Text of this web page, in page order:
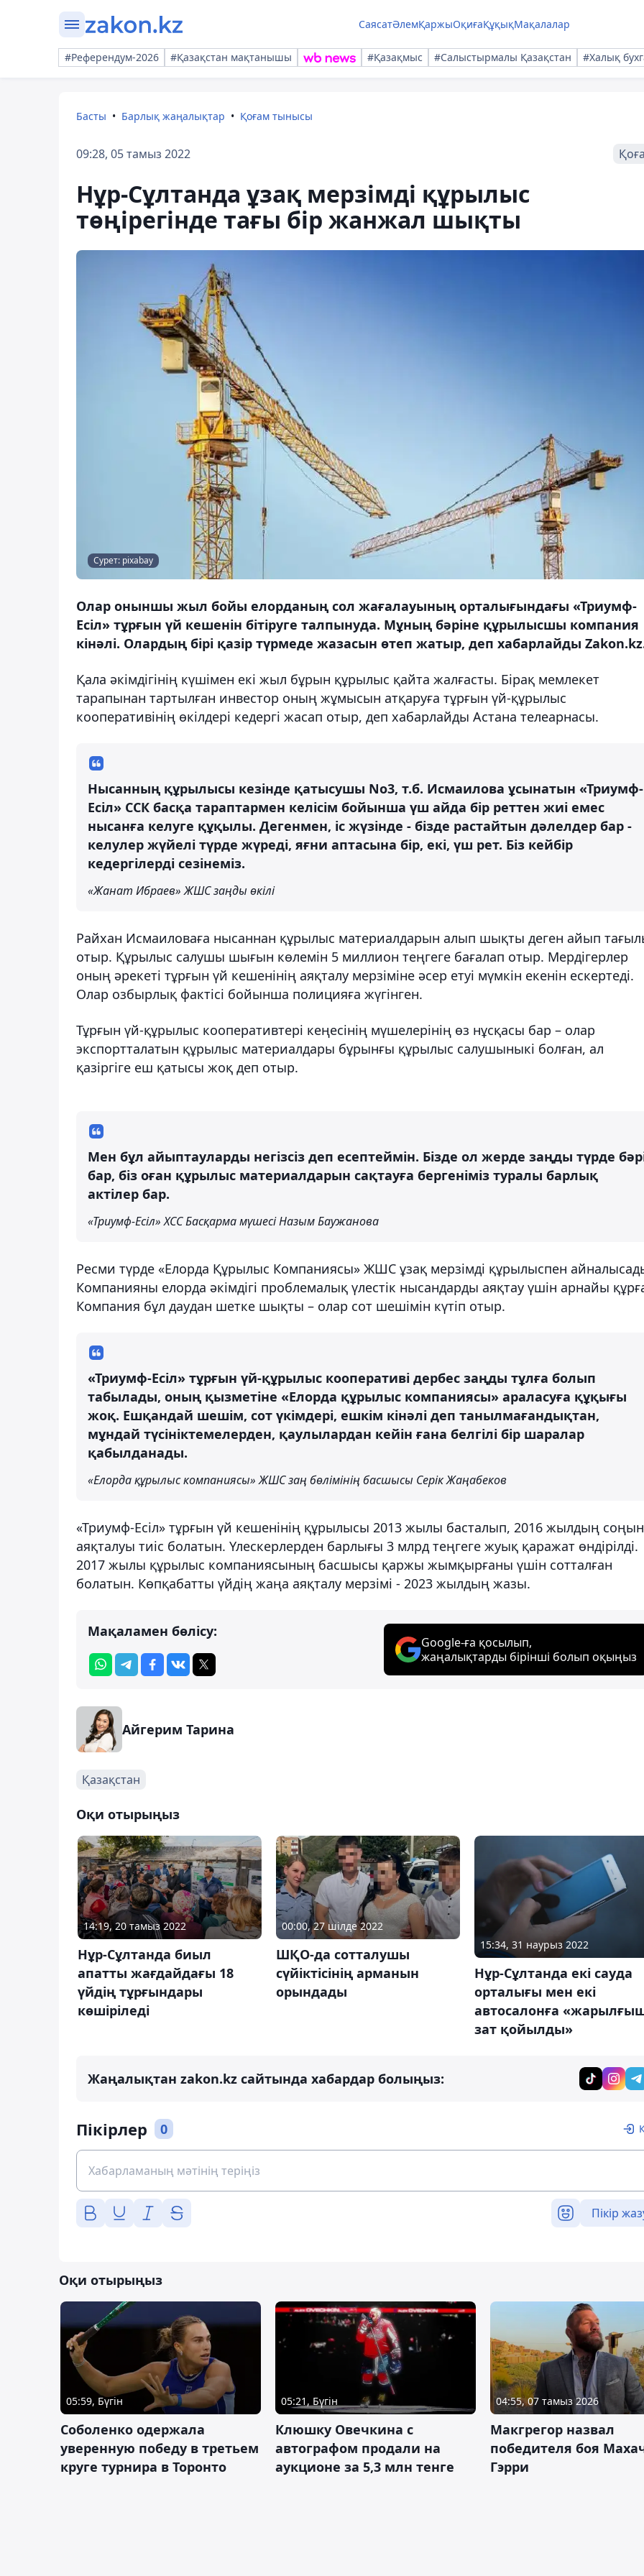
СаясатӘлемҚаржыОқиғаҚұқықМақалалар
#Референдум-2026 #Қазақстан мақтанышы #Қазақмыс #Салыстырмалы Қазақстан #Халық
Басты Барлық жаңалықтар Қоғам тынысы
09:28, 05 тамыз 2022
Нұр-Сұлтанда ұзақ мерзімді құрылыс
төңірегінде тағы бір жанжал шықты
Сурет: pixabay
Олар оныншы жыл бойы елорданың сол жағалауының орталығындағы «Триумф-
Есіл» тұрғын үй кешенін бітіруге талпынуда. Мұның бәріне құрылысшы компания
кінәлі. Олардың бірі қазір түрмеде жазасын өтеп жатыр, деп хабарлайды
Қала әкімдігінің күшімен екі жыл бұрын құрылыс қайта жалғасты. Бірақ мемлекет
тарапынан тартылған инвестор оның жұмысын атқаруға тұрғын үй-құрылыс
кооперативінің өкілдері кедергі жасап отыр, деп хабарлайды Астана телеарнасы.
Нысанның құрылысы кезінде қатысушы No3, т.б. Исмаилова ұсынатын «Триумф-
Есіл» ССК басқа тараптармен келісім бойынша үш айда бір реттен жиі емес
нысанға келуге құқылы. Дегенмен, іс жүзінде - бізде растайтын дәлелдер бар -
келулер жүйелі түрде жүреді, яғни аптасына бір, екі, үш рет. Біз кейбір
кедергілерді сезінеміз.
«Жанат Ибраев» ЖШС заңды өкілі
Райхан Исмаиловаға нысаннан құрылыс материалдарын алып шықты деген айып
отыр. Құрылыс салушы шығын көлемін 5 миллион теңгеге бағалап отыр. Мердігерлер
оның әрекеті тұрғын үй кешенінің аяқталу мерзіміне әсер етуі мүмкін екенін ескертеді.
Олар озбырлық фактісі бойынша полицияға жүгінген.
Тұрғын үй-құрылыс кооперативтері кеңесінің мүшелерінің өз нұсқасы бар – олар
экспортталатын құрылыс материалдары бұрынғы құрылыс салушыныкі болған, ал
қазіргіге еш қатысы жоқ деп отыр.
Мен бұл айыптауларды негізсіз деп есептеймін. Бізде ол жерде заңды түрде
бар, біз оған құрылыс материалдарын сақтауға бергеніміз туралы барлық
актілер бар.
«Триумф-Есіл» ХСС Басқарма мүшесі Назым Баужанова
Ресми түрде «Елорда Құрылыс Компаниясы» ЖШС ұзақ мерзімді құрылыспен
Компанияны елорда әкімдігі проблемалық үлестік нысандарды аяқтау үшін арнайы
Компания бұл даудан шетке шықты – олар сот шешімін күтіп отыр.
«Триумф-Есіл» тұрғын үй-құрылыс кооперативі дербес заңды тұлға болып
табылады, оның қызметіне «Елорда құрылыс компаниясы» араласуға құқығы
жоқ. Ешқандай шешім, сот үкімдері, ешкім кінәлі деп танылмағандықтан,
мұндай түсініктемелерден, қаулылардан кейін ғана белгілі бір шаралар
қабылданады.
«Елорда құрылыс компаниясы» ЖШС заң бөлімінің басшысы Серік Жаңабеков
«Триумф-Есіл» тұрғын үй кешенінің құрылысы 2013 жылы басталып, 2016 жылдың
аяқталуы тиіс болатын. Үлескерлерден барлығы 3 млрд теңгеге жуық қаражат өндірілді.
2017 жылы құрылыс компаниясының басшысы қаржы жымқырғаны үшін сотталған
болатын. Көпқабатты үйдің жаңа аяқталу мерзімі - 2023 жылдың жазы.
Мақаламен бөлісу:
Google-ға қосылып,
жаңалықтарды бірінші болып оқыңыз
Айгерим Тарина
Қазақстан
Оқи отырыңыз
14:19, 20 тамыз 2022
Нұр-Сұлтанда биыл
апатты жағдайдағы 18
үйдің тұрғындары
көшіріледі
00:00, 27 шілде 2022
ШҚО-да сотталушы
сүйіктісінің арманын
орындады
15:34, 31 наурыз 2022
Нұр-Сұлтанда екі сауда
орталығы мен екі
автосалонға
зат қойылды»
Жаңалықтан zakon.kz сайтында хабардар болыңыз:
Пікірлер 0
Пікір
Оқи отырыңыз
05:59, Бүгін
Соболенко одержала
уверенную победу в третьем
круге турнира в Торонто
05:21, Бүгін
Клюшку Овечкина с
автографом продали на
аукционе за 5,3 млн тенге
04:55, 07 тамыз 2026
Макгрегор назвал
победителя боя
Гэрри